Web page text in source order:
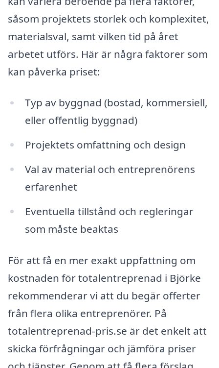
såsom projektets storlek och komplexitet,
materialsval, samt vilken tid på året
arbetet utförs. Här är några faktorer som
kan påverka priset:
Typ av byggnad (bostad, kommersiell,
eller offentlig byggnad)
Projektets omfattning och design
Val av material och entreprenörens
erfarenhet
Eventuella tillstånd och regleringar
som måste beaktas
För att få en mer exakt uppfattning om
kostnaden för totalentreprenad i Björke
rekommenderar vi att du begär offerter
från flera olika entreprenörer. På
totalentreprenad-pris.se är det enkelt att
skicka förfrågningar och jämföra priser